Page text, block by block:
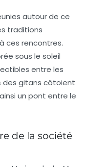
autour de ce
traditions
ces rencontres.
sous le soleil
entre les
des gitans côtoient
un pont entre le
de la société